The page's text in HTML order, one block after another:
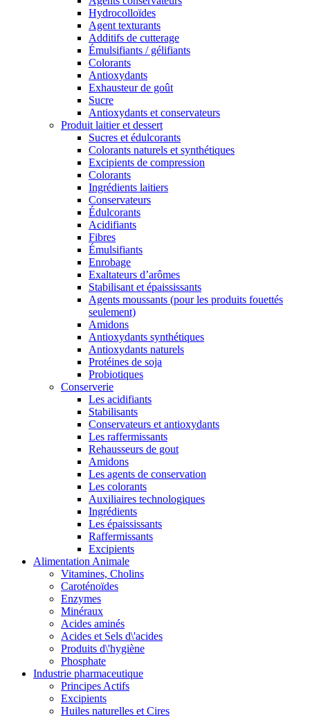
Hydrocolloïdes
Agent texturants
Additifs de cutterage
Émulsifiants / gélifiants
Colorants
Antioxydants
Exhausteur de goût
Sucre
Antioxydants et conservateurs
Produit laitier et dessert
Sucres et édulcorants
Colorants naturels et synthétiques
Excipients de compression
Colorants
Ingrédients laitiers
Conservateurs
Édulcorants
Acidifiants
Fibres
Émulsifiants
Enrobage
Exaltateurs d’arômes
Stabilisant et épaississants
Agents moussants (pour les produits fouettés
seulement)
Amidons
Antioxydants synthétiques
Antioxydants naturels
Protéines de soja
Probiotiques
Conserverie
Les acidifiants
Stabilisants
Conservateurs et antioxydants
Les raffermissants
Rehausseurs de gout
Amidons
Les agents de conservation
Les colorants
Auxiliaires technologiques
Ingrédients
Les épaississants
Raffermissants
Excipients
Alimentation Animale
Vitamines, Cholins
Caroténoïdes
Enzymes
Minéraux
Acides aminés
Acides et Sels d\'acides
Produits d\'hygiène
Phosphate
Industrie pharmaceutique
Principes Actifs
Excipients
Huiles naturelles et Cires